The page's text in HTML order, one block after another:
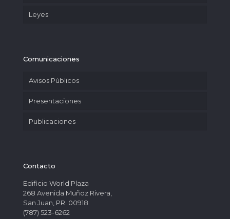
Leyes
Comunicaciones
Avisos Públicos
Presentaciones
Publicaciones
Contacto
Edificio World Plaza
268 Avenida Muñoz Rivera,
San Juan, PR. 00918
(787) 523-6262